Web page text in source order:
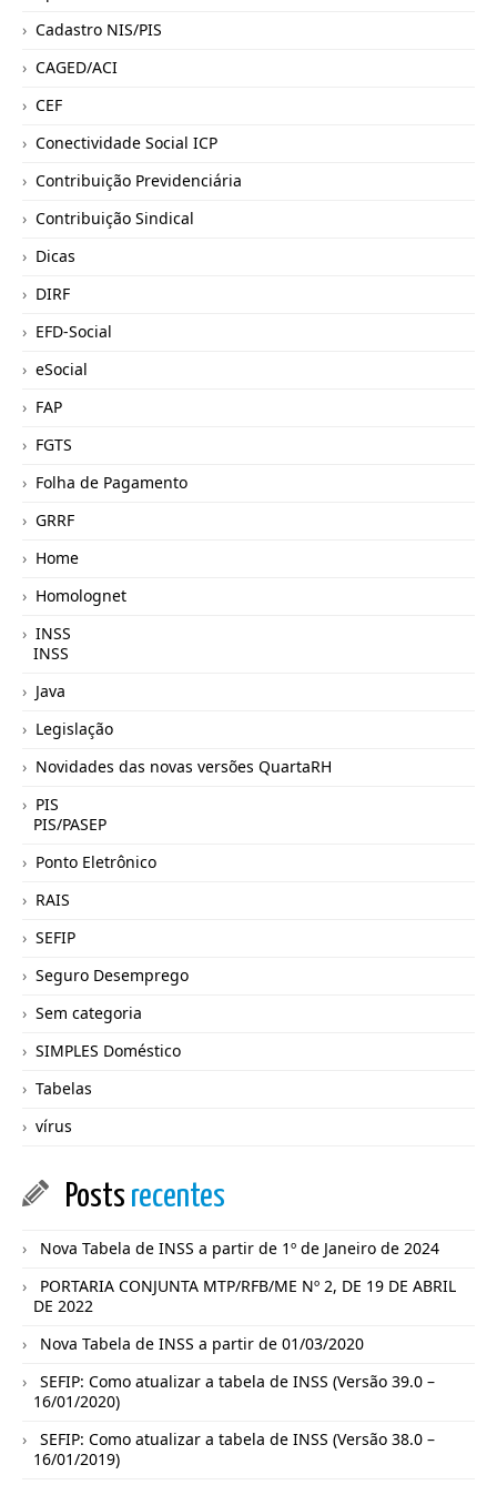
Cadastro NIS/PIS
CAGED/ACI
CEF
Conectividade Social ICP
Contribuição Previdenciária
Contribuição Sindical
Dicas
DIRF
EFD-Social
eSocial
FAP
FGTS
Folha de Pagamento
GRRF
Home
Homolognet
INSS
INSS
Java
Legislação
Novidades das novas versões QuartaRH
PIS
PIS/PASEP
Ponto Eletrônico
RAIS
SEFIP
Seguro Desemprego
Sem categoria
SIMPLES Doméstico
Tabelas
vírus
Posts recentes
Nova Tabela de INSS a partir de 1º de Janeiro de 2024
PORTARIA CONJUNTA MTP/RFB/ME Nº 2, DE 19 DE ABRIL
DE 2022
Nova Tabela de INSS a partir de 01/03/2020
SEFIP: Como atualizar a tabela de INSS (Versão 39.0 –
16/01/2020)
SEFIP: Como atualizar a tabela de INSS (Versão 38.0 –
16/01/2019)